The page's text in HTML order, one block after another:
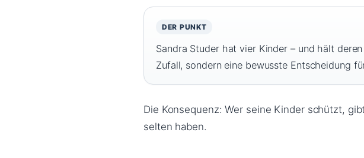
DER PUNKT
Sandra Studer hat vier Kinder – und hält
Zufall, sondern eine bewusste Entscheidung
Die Konsequenz: Wer seine Kinder schützt,
selten haben.